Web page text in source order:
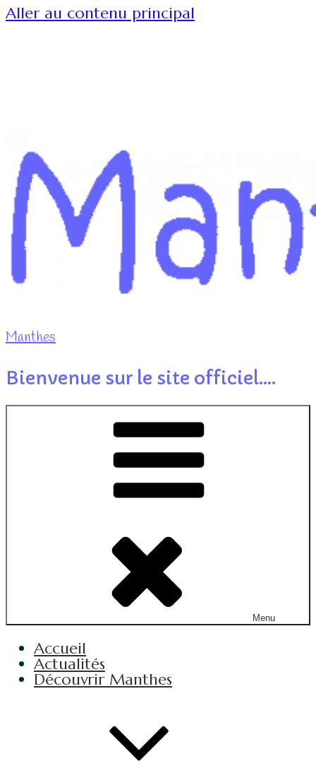
Aller au contenu principal
Manthes
Bienvenue sur le site officiel….
Menu
Accueil
Actualités
Découvrir Manthes